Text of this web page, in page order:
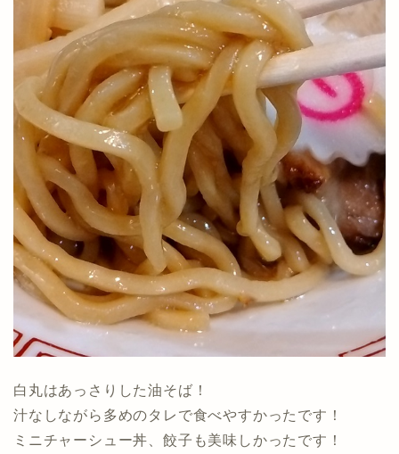
白丸はあっさりした油そば！
汁なしながら多めのタレで食べやすかったです！
ミニチャーシュー丼、餃子も美味しかったです！